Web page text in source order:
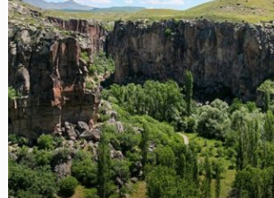
:
Rotası,
Detayları
2026
Tur
Fiyatı